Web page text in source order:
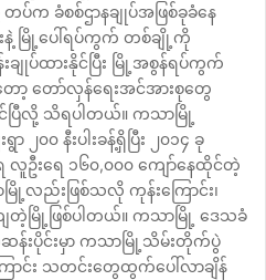
ပ်က ခံစစ်ဌာနချုပ်အဖြစ်ခုခံနေ
နဲ့ မြို့ပေါ်ရပ်ကွက် တစ်ချို့ကို
ပ်ထားနိုင်ပြီး မြို့အစွန်ရပ်ကွက်
ာ့ တော်လှန်ရေးအင်အားစုတွေ
င်ပြီလို့ သိရပါတယ်။ ကသာမြို့
၂၀၀ နီးပါးခန့်ရှိပြီး ၂၀၁၄ ခု
လူဦးရေ ၁၆၀,၀၀၀ ကျော်နေထိုင်တဲ့
ာမြို့လည်းဖြစ်သလို ကုန်းကြောင်း၊
ျတဲ့မြို့ဖြစ်ပါတယ်။ ကသာမြို့ ဒေသခံ
းပိုင်းမှာ ကသာမြို့သိမ်းတိုက်ပွဲ
င်း သတင်းတွေထွက်ပေါ်လာချိန်